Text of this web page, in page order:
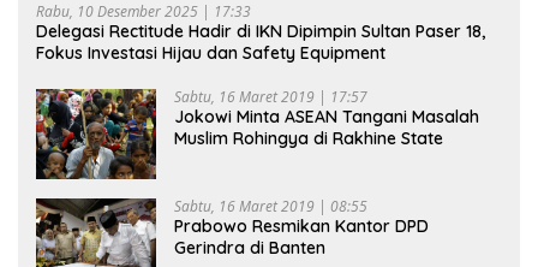
Rabu, 10 Desember 2025 | 17:33
Delegasi Rectitude Hadir di IKN Dipimpin Sultan Paser 18,
Fokus Investasi Hijau dan Safety Equipment
Sabtu, 16 Maret 2019 | 17:57
Jokowi Minta ASEAN Tangani Masalah
Muslim Rohingya di Rakhine State
Sabtu, 16 Maret 2019 | 08:55
Prabowo Resmikan Kantor DPD
Gerindra di Banten